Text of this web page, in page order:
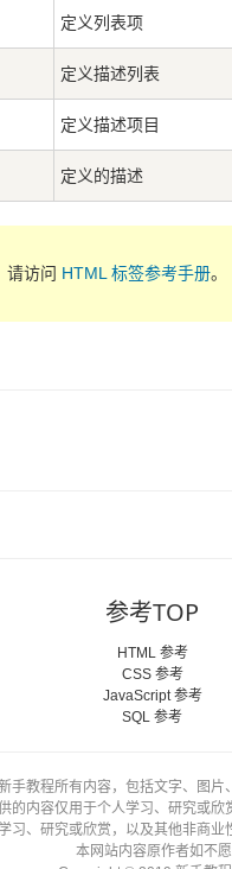
定义列表项
定义描述列表
定义描述项目
定义的描述
请访问 HTML 标签参考手册。
参考TOP
HTML 参考
CSS 参考
JavaScript 参考
SQL 参考
手教程所有内容，包括文字、图片
的内容仅用于个人学习、研究或
习、研究或欣赏，以及其他非商
本网站内容原作者如不